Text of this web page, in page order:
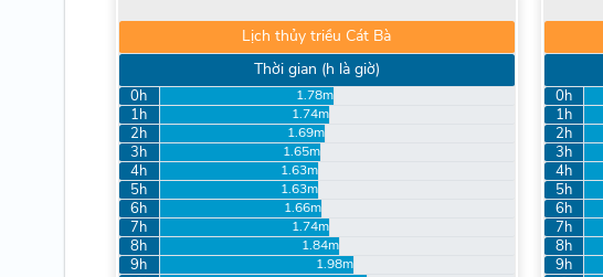
Lịch thủy triều Cát Bà
Thời gian (h là giờ)
0h 1.78m
1h 1.74m
2h 1.69m
3h 1.65m
4h 1.63m
5h 1.63m
6h 1.66m
7h 1.74m
8h 1.84m
9h 1.98m
0h
1h
2h
3h
4h
5h
6h
7h
8h
9h